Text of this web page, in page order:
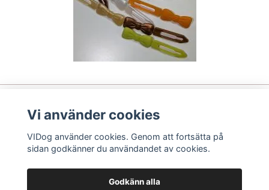
Läs mer
Sociala medier
Betalsätt
Vi använder cookies
VIDog använder cookies. Genom att fortsätta på
sidan godkänner du användandet av cookies.
Godkänn alla